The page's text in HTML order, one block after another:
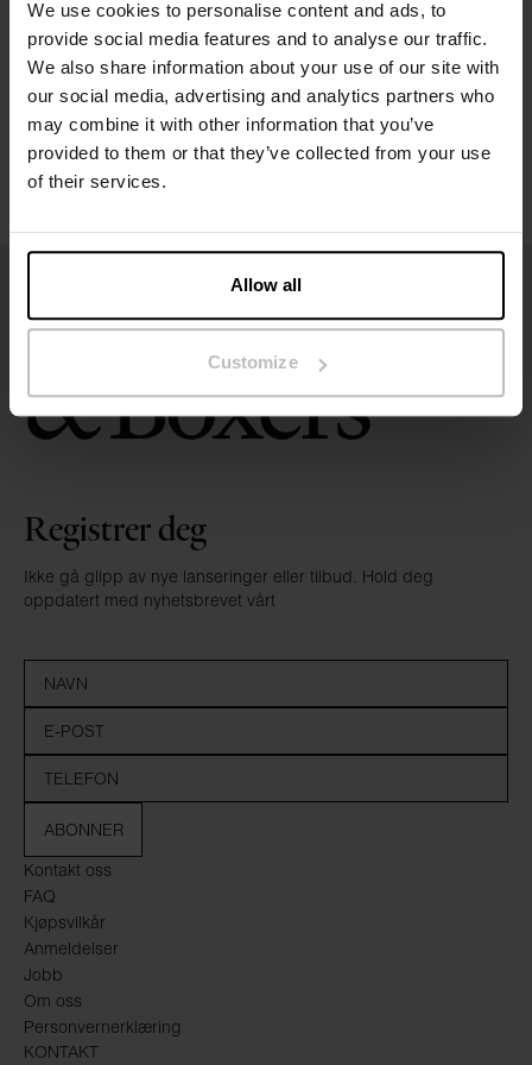
We use cookies to personalise content and ads, to
provide social media features and to analyse our traffic.
We also share information about your use of our site with
our social media, advertising and analytics partners who
may combine it with other information that you’ve
provided to them or that they’ve collected from your use
of their services.
Allow all
Customize
Størrelsesguide
Vaskeinstruksjoner
Anmeldelser
Kontakt oss
FAQ
Kjøpsvilkår
Anmeldelser
Jobb
Om oss
Personvernerklæring
KONTAKT
Registrer deg
Ikke gå glipp av nye lanseringer eller tilbud. Hold deg
oppdatert med nyhetsbrevet vårt
ABONNER